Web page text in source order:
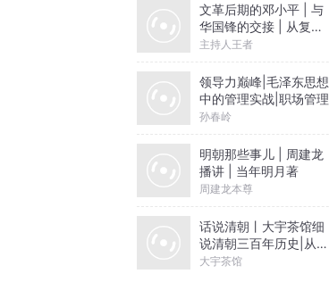
文革后期的邓小平 | 与
华国锋的交接 | 从复出
到成为领导核心|毛泽东
主持人王者
领导力巅峰|毛泽东思想
中的管理实战|职场管理
孙春岭
明朝那些事儿 | 周建龙
播讲 | 当年明月著
周建龙本尊
话说清朝丨大宇茶馆细
说清朝三百年历史|从努
尔哈赤到末代皇帝溥仪|
大宇茶馆